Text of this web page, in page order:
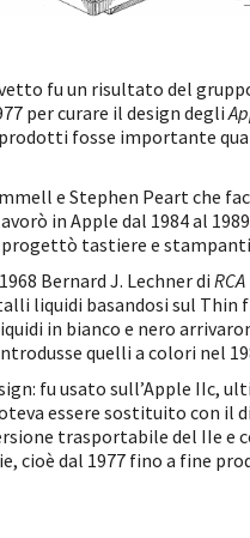
fu un risultato del
per curare il design degli
fosse importante
e Stephen Peart che
in Apple dal 1984 al
progettò tastiere e
Bernard J. Lechner di RCA
liquidi basandosi sul Thin
in bianco e nero
quelli a colori nel
fu usato sull’Apple IIc,
essere sostituito con il
trasportabile del IIe e
cioè dal 1977 fino a fine